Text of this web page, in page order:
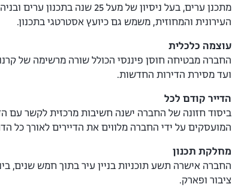
מתכנן ערים, בעל ניסיון של
העירונית והמחוזית, משמש גם כיועץ אסטרטגי בתכנון.
עוצמה כלכלית
החברה מבטיחה חוסן פיננסי הכולל שורה מרשימה של
ועד מסירת הדירות החדשות.
הדייר קודם לכל
ביסוד חזונה של החברה ישנה חשיבות מרכזית לקשר עם
המועסקים על ידי החברה מלווים את הדיירים לאורך כל
מחלקת תכנון
ציבור ופארק.